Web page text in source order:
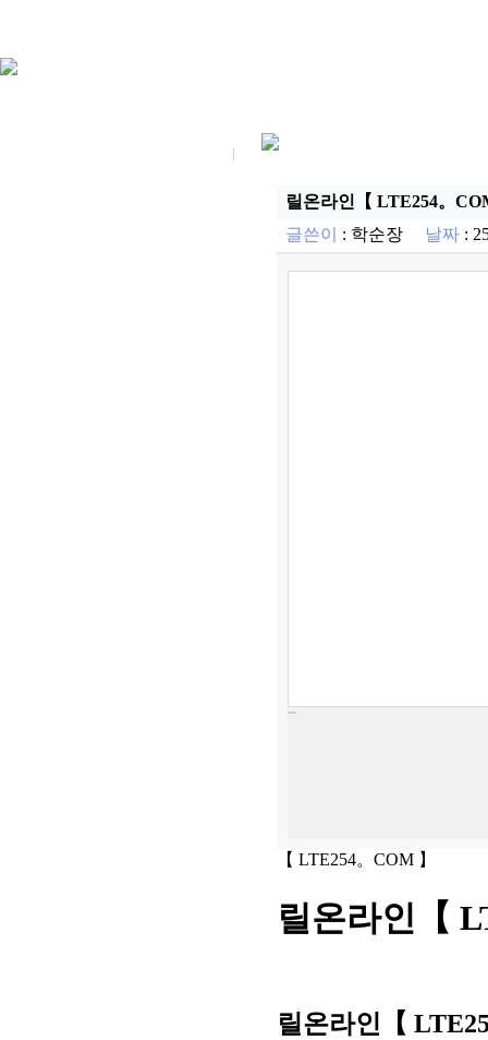
릴온라인【 LTE254。
글쓴이
: 학순장 날짜 :
【 LTE254。COM 】
릴온라인【
릴온라인【